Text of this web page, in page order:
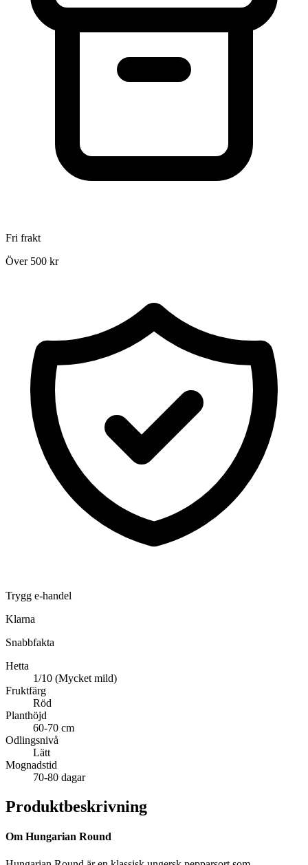
Fri frakt
Över 500 kr
Trygg e-handel
Klarna
Snabbfakta
Hetta
1/10 (Mycket mild)
Fruktfärg
Röd
Planthöjd
60-70 cm
Odlingsnivå
Lätt
Mognadstid
70-80 dagar
Produktbeskrivning
Om Hungarian Round